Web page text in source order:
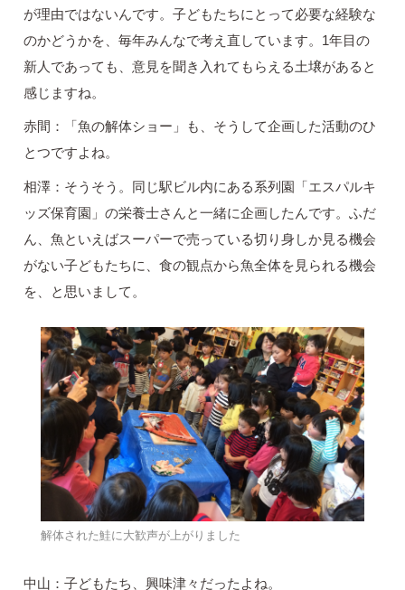
が理由ではないんです。子どもたちにとって必要な経験な
のかどうかを、毎年みんなで考え直しています。1年目の
新人であっても、意見を聞き入れてもらえる土壌があると
感じますね。
赤間：「魚の解体ショー」も、そうして企画した活動のひ
とつですよね。
相澤：そうそう。同じ駅ビル内にある系列園「エスパルキ
ッズ保育園」の栄養士さんと一緒に企画したんです。ふだ
ん、魚といえばスーパーで売っている切り身しか見る機会
がない子どもたちに、食の観点から魚全体を見られる機会
を、と思いまして。
解体された鮭に大歓声が上がりました
中山：子どもたち、興味津々だったよね。